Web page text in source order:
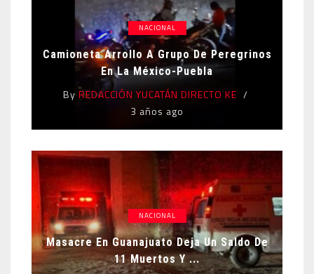
NACIONAL
Camioneta Arrollo A Grupo De Peregrinos
En La México-Puebla
ByREDACCIÓN YUCATÁN DIRECTO KE
3 años ago
NACIONAL
Masacre En Guanajuato Deja Un Saldo De
11 Muertos Y ...